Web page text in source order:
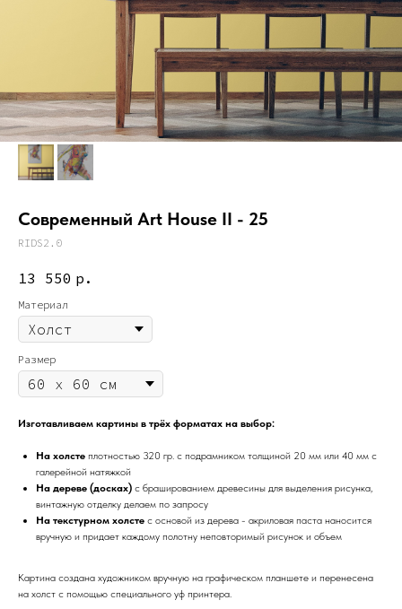
Современный Art House II - 25
RIDS2.0
13 550 р.
Материал
Размер
Изготавливаем картины в трёх форматах на выбор:
На холсте плотностью 320 гр. с подрамником толщиной 20 мм или 40 мм с
галерейной натяжкой
На дереве (досках) с брашированием древесины для выделения рисунка,
винтажную отделку делаем по запросу
На текстурном холсте с основой из дерева - акриловая паста наносится
вручную и придает каждому полотну неповторимый рисунок и объем
Картина создана художником вручную на графическом планшете и перенесена
на холст с помощью специального уф принтера.